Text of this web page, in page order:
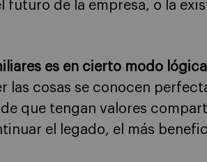
futuro de la empresa, o la
es en cierto modo
las cosas se conocen
que tengan valores
el legado, el más